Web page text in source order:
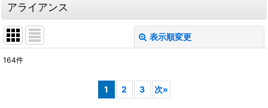
アライアンス
表示順変更
164件
1 2 3 次»